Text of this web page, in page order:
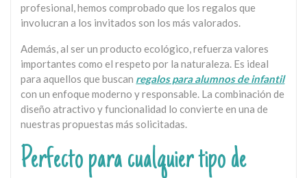
profesional, hemos comprobado que los regalos que
involucran a los invitados son los más valorados.
Además, al ser un producto ecológico, refuerza valores
importantes como el respeto por la naturaleza. Es ideal
para aquellos que buscan regalos para alumnos de infantil
con un enfoque moderno y responsable. La combinación de
diseño atractivo y funcionalidad lo convierte en una de
nuestras propuestas más solicitadas.
Perfecto para cualquier tipo de